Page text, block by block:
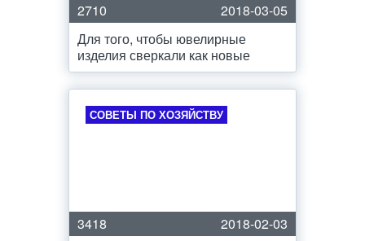
2710
2018-03-05
Для того, чтобы ювелирные
изделия сверкали как новые
СОВЕТЫ ПО ХОЗЯЙСТВУ
3418
2018-02-03